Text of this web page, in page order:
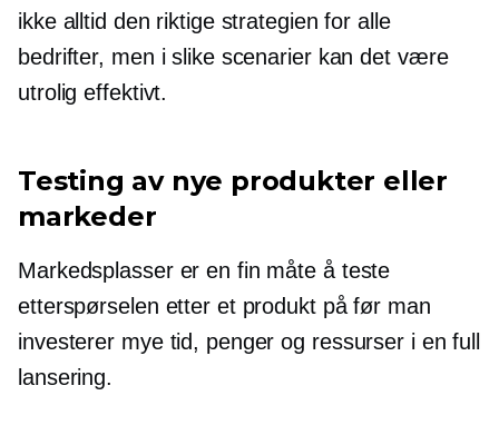
ikke alltid den riktige strategien for alle
bedrifter, men i slike scenarier kan det være
utrolig effektivt.
Testing av nye produkter eller
markeder
Markedsplasser er en fin måte å teste
etterspørselen etter et produkt på før man
investerer mye tid, penger og ressurser i en full
lansering.